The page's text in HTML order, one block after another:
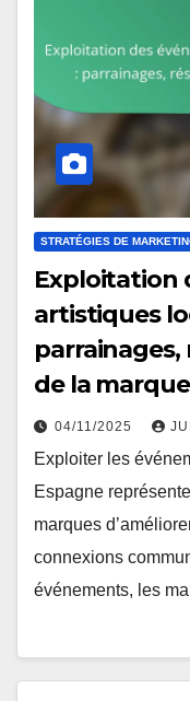
STRATÉGIES DE
Exploitation
artistiques
de la marque
04/11/2025
Exploiter les
Espagne
marques
connexions
événements, les